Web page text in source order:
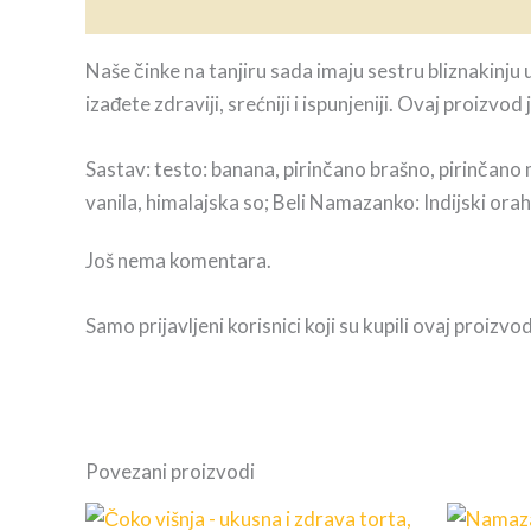
Naše činke na tanjiru sada imaju sestru
izađete zdraviji, srećniji i ispunjeniji. Ovaj
Sastav: testo: banana, pirinčano brašno,
vanila, himalajska so; Beli Namazanko: Indijski
Još nema komentara.
Samo prijavljeni korisnici koji su kupili ovaj
Povezani proizvodi